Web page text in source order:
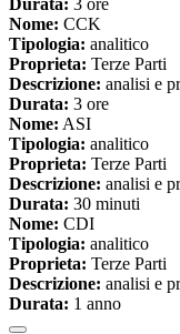
Nome: CCK
Tipologia: analitico
Proprieta: Terze Parti
Descrizione: analisi e
Durata: 3 ore
Nome: ASI
Tipologia: analitico
Proprieta: Terze Parti
Descrizione: analisi e
Durata: 30 minuti
Nome: CDI
Tipologia: analitico
Proprieta: Terze Parti
Descrizione: analisi e
Durata: 1 anno